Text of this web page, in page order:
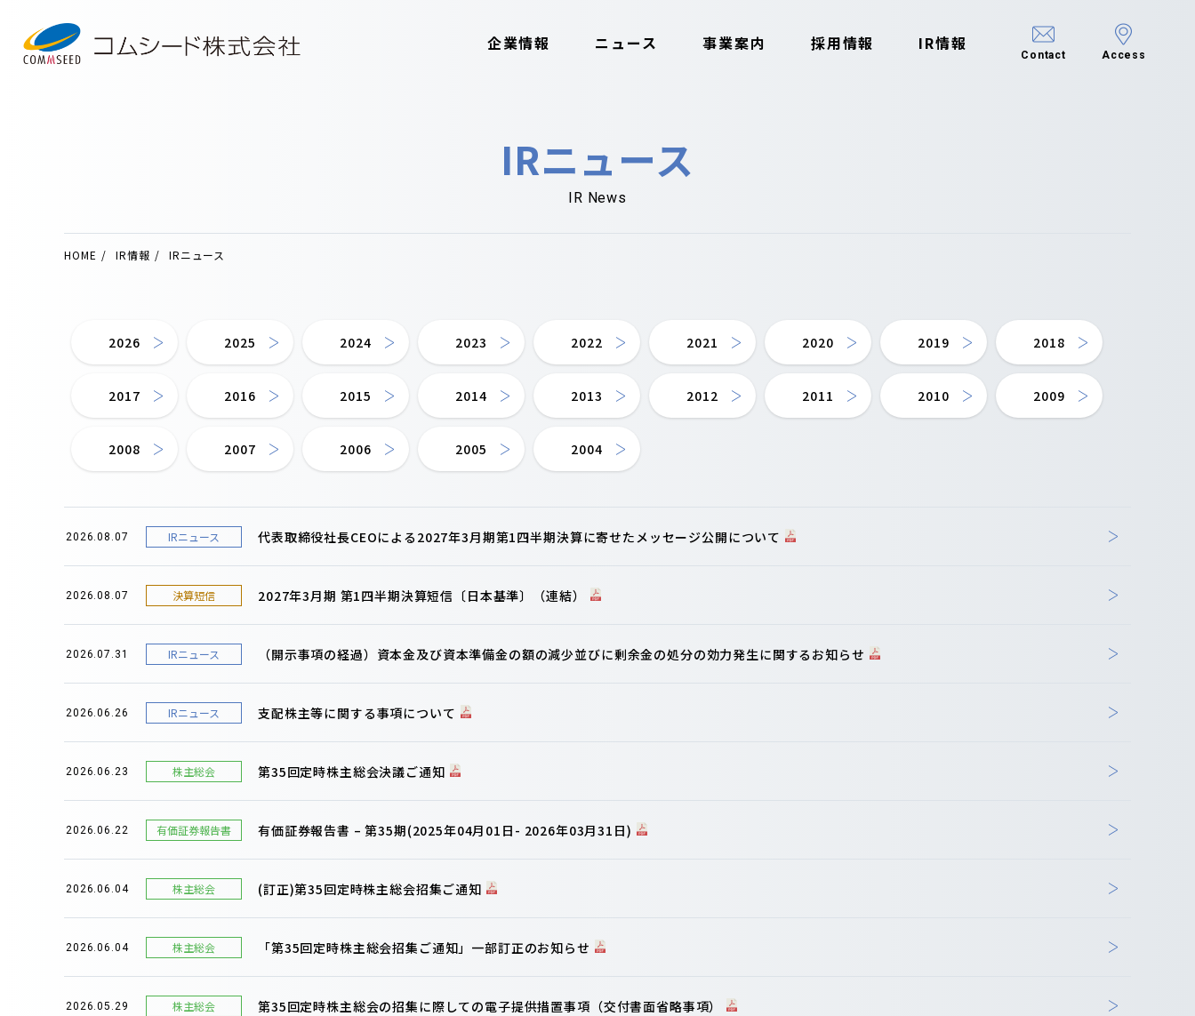
企業情報 ニュース 事業案内 採用情報 IR情報
Contact Access
IRニュース
IR News
HOME IR情報 IRニュース
2026 2025 2024 2023 2022 2021 2020 2019 2018
2017 2016 2015 2014 2013 2012 2011 2010 2009
2008 2007 2006 2005 2004
2026.08.07 IRニュース 代表取締役社長CEOによる2027年3月期第1四半期決算に寄せたメッセージ公開について
2026.08.07 決算短信 2027年3月期 第1四半期決算短信〔日本基準〕（連結）
2026.07.31 IRニュース （開示事項の経過）資本金及び資本準備金の額の減少並びに剰余金の処分の効力発生に関するお知らせ
2026.06.26 IRニュース 支配株主等に関する事項について
2026.06.23 株主総会 第35回定時株主総会決議ご通知
2026.06.22 有価証券報告書 有価証券報告書 – 第35期(2025年04月01日- 2026年03月31日)
2026.06.04 株主総会 (訂正)第35回定時株主総会招集ご通知
2026.06.04 株主総会 「第35回定時株主総会招集ご通知」一部訂正のお知らせ
2026.05.29 株主総会 第35回定時株主総会の招集に際しての電子提供措置事項（交付書面省略事項）